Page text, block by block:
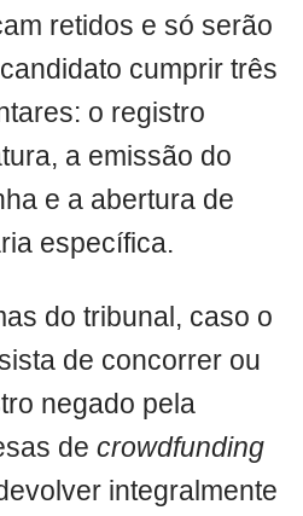
retidos e só serão
cumprir três
o registro
a emissão do
e a abertura de
específica.
do tribunal, caso o
de concorrer ou
negado pela
de crowdfunding
integralmente